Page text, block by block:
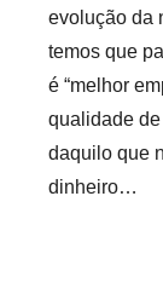
evolução da
temos que
é “melhor
qualidade
daquilo que
dinheiro…